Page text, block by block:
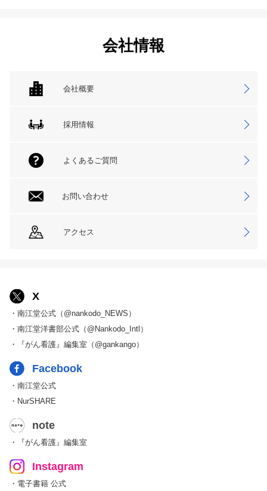
会社情報
会社概要
採用情報
よくあるご質問
お問い合わせ
アクセス
X
・南江堂公式（@nankodo_NEWS）
・南江堂洋書部公式（@Nankodo_Intl）
・『がん看護』編集室（@gankango）
Facebook
・南江堂公式
・NurSHARE
note
・『がん看護』編集室
Instagram
・電子書籍 公式